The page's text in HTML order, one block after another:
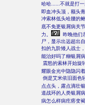
哈哈......不就是打
即血冲头顶，额头
冲索林低头哈腰的
底不免更银屑病关
力。
昨晚他们
尸，显示出远超出
扣的九阶矮人战士
能治好吗了糊银屑
震怒的索林开始旋
耀眼金光中隐隐闪
倒是艾米依旧面色
点点头，露点滴壮
道战环的人类银屑
病怎么样病疙瘩变